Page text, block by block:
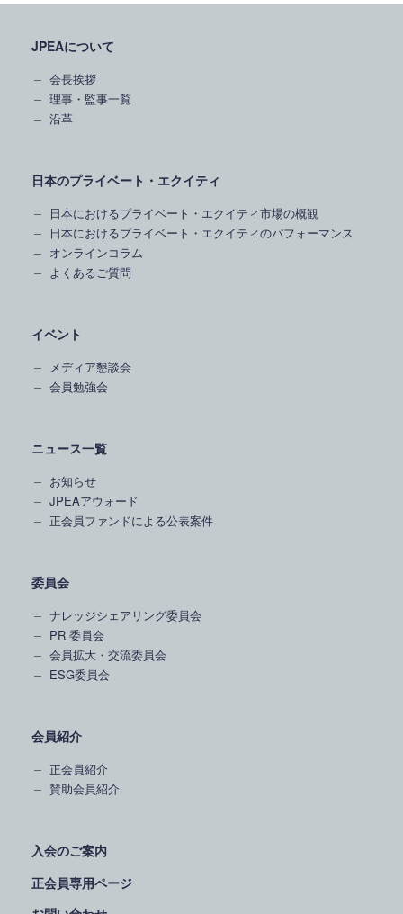
JPEAについて
会長挨拶
理事・監事一覧
沿革
日本のプライベート・エクイティ
日本におけるプライベート・エクイティ市場の概観
日本におけるプライベート・エクイティのパフォーマンス
オンラインコラム
よくあるご質問
イベント
メディア懇談会
会員勉強会
ニュース一覧
お知らせ
JPEAアウォード
正会員ファンドによる公表案件
委員会
ナレッジシェアリング委員会
PR 委員会
会員拡大・交流委員会
ESG委員会
会員紹介
正会員紹介
賛助会員紹介
入会のご案内
正会員専用ページ